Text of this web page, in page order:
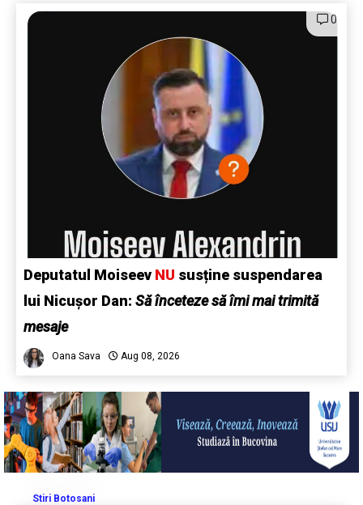
0
Deputatul Moiseev NU susține suspendarea
lui Nicușor Dan: Să înceteze să îmi mai trimită
mesaje
Oana Sava Aug 08, 2026
Stiri Botosani